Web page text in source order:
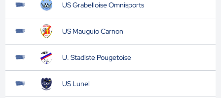
US Grabelloise Omnisports
US Mauguio Carnon
U. Stadiste Pougetoise
US Lunel